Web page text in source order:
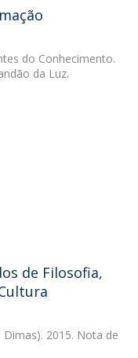
do Conhecimento.
da Luz.
de Filosofia,
Dimas). 2015. Nota de